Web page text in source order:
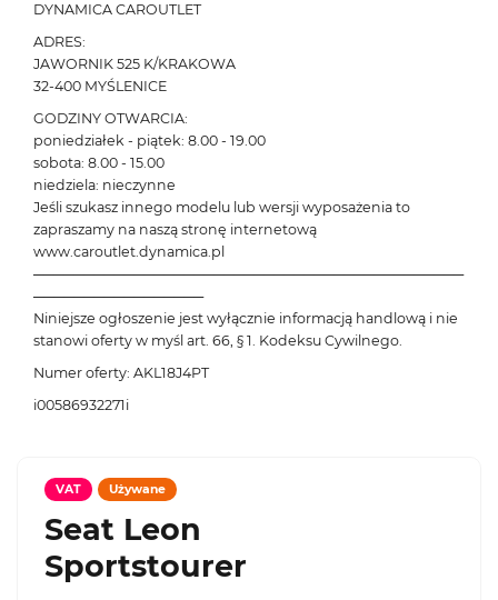
DYNAMICA CAROUTLET
ADRES:
JAWORNIK 525 K/KRAKOWA
32-400 MYŚLENICE
GODZINY OTWARCIA:
poniedziałek - piątek: 8.00 - 19.00
sobota: 8.00 - 15.00
niedziela: nieczynne
Jeśli szukasz innego modelu lub wersji wyposażenia to
zapraszamy na naszą stronę internetową
www.caroutlet.dynamica.pl
───────────────────────────────────────────
─────────────────
Niniejsze ogłoszenie jest wyłącznie informacją handlową i nie
stanowi oferty w myśl art. 66, § 1. Kodeksu Cywilnego.
Numer oferty: AKL18J4PT
i00586932271i
VAT Używane
Seat Leon
Sportstourer